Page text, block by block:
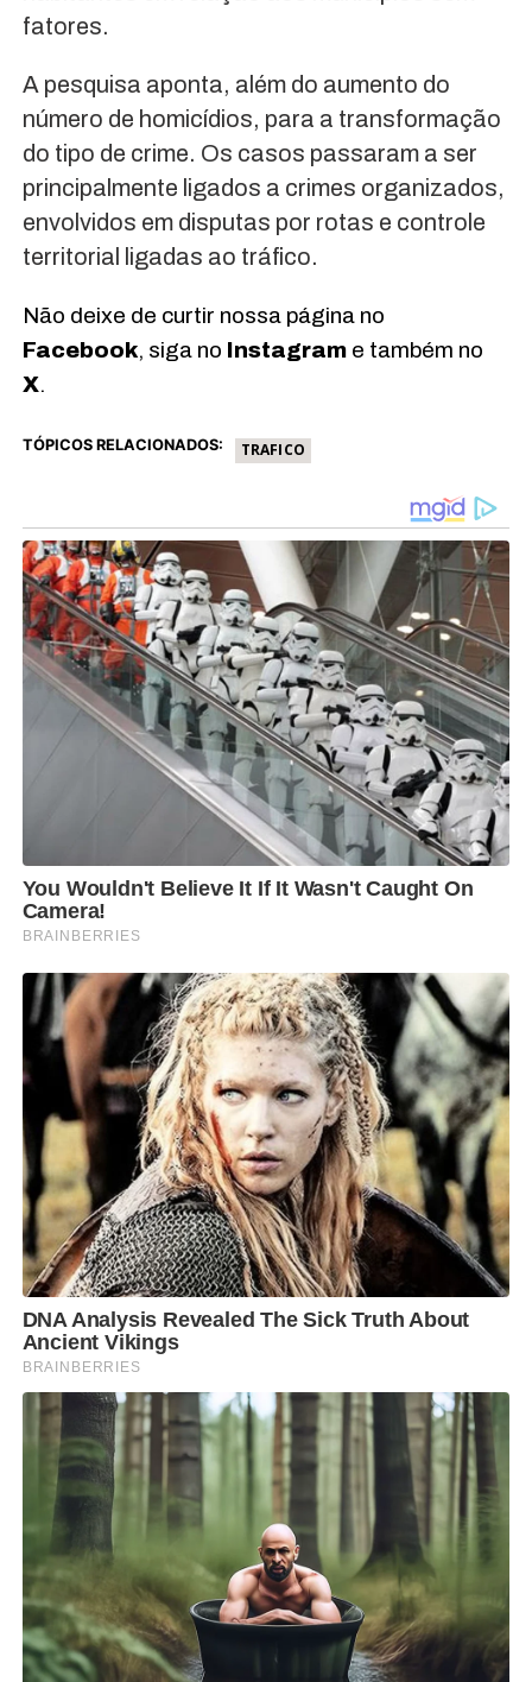
fatores.
A pesquisa aponta, além do aumento do
número de homicídios, para a transformação
do tipo de crime. Os casos passaram a ser
principalmente ligados a crimes organizados,
envolvidos em disputas por rotas e controle
territorial ligadas ao tráfico.
Não deixe de curtir nossa página no
Facebook, siga no Instagrame também no
X.
TÓPICOS RELACIONADOS: TRAFICO